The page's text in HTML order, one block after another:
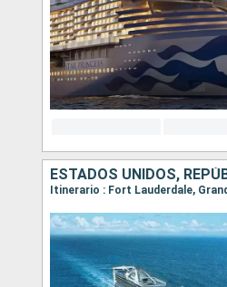
ESTADOS UNIDOS,
Itinerario : Fort Lauderdale,